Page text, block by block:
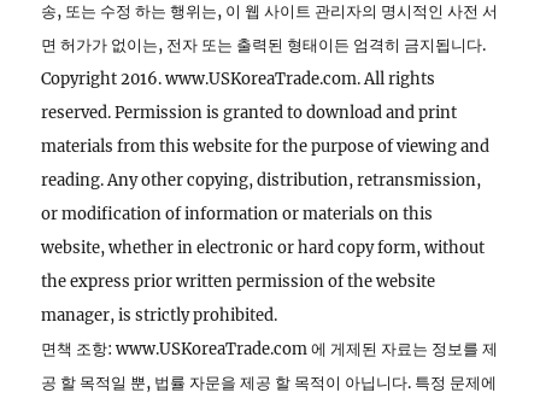
송, 또는 수정 하는 행위는, 이 웹 사이트 관리자의 명시적인 사전 서
면 허가가 없이는, 전자 또는 출력된 형태이든 엄격히 금지됩니다.
Copyright 2016. www.USKoreaTrade.com. All rights
reserved. Permission is granted to download and print
materials from this website for the purpose of viewing and
reading. Any other copying, distribution, retransmission,
or modification of information or materials on this
website, whether in electronic or hard copy form, without
the express prior written permission of the website
manager, is strictly prohibited.
면책 조항: www.USKoreaTrade.com 에 게제된 자료는 정보를 제
공 할 목적일 뿐, 법률 자문을 제공 할 목적이 아닙니다. 특정 문제에